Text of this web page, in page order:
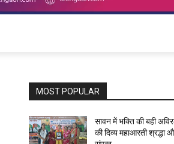
MOST POPULAR
सावन में भक्ति की बही
की दिव्य महाआरती